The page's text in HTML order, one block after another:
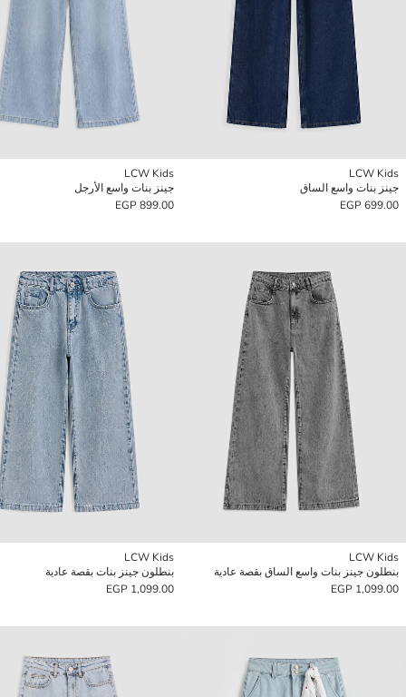
LCW Kids
جينز بنات واسع الساق
699.00 EGP
LCW Kids
جينز بنات واسع الأرجل
899.00 EGP
LCW Kids
بنطلون جينز بنات واسع الساق بقصة عادية
1,099.00 EGP
LCW Kids
بنطلون جينز بنات بقصة عادية
1,099.00 EGP